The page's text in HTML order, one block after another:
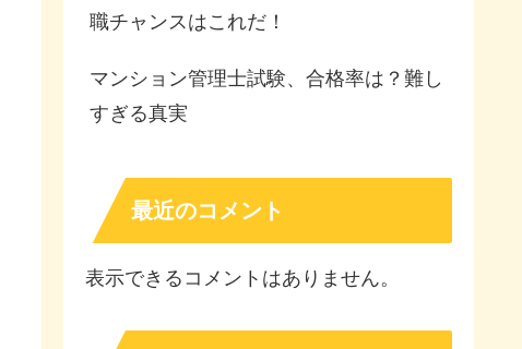
職チャンスはこれだ！
マンション管理士試験、合格率は？難し
すぎる真実
最近のコメント
表示できるコメントはありません。